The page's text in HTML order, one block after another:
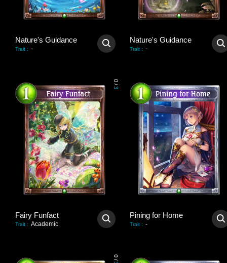
Nature's Guidance
Trait : -
Nature's Guidance
Trait : -
0
/
3
Fairy Funfact
Trait : Academic
Pining for Home
Trait : -
0
/